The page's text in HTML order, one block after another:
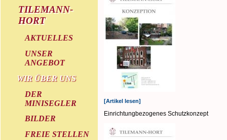
TILEMANN-
HORT
AKTUELLES
UNSER
ANGEBOT
WIR ÜBER UNS
DER
MINISEGLER
BILDER
FREIE STELLEN
[Artikel lesen]
Einrichtungbezogenes Schutzkonzept